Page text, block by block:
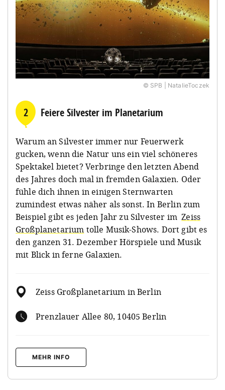
© SPB | NatalieToczek
2 Feiere Silvester im Planetarium
Warum an Silvester immer nur Feuerwerk
gucken, wenn die Natur uns ein viel schöneres
Spektakel bietet? Verbringe den letzten Abend
des Jahres doch mal in fremden Galaxien. Oder
fühle dich ihnen in einigen Sternwarten
zumindest etwas näher als sonst. In Berlin zum
Beispiel gibt es jeden Jahr zu Silvester im Zeiss
Großplanetarium tolle Musik-Shows. Dort gibt es
den ganzen 31. Dezember Hörspiele und Musik
mit Blick in ferne Galaxien.
Zeiss Großplanetarium in Berlin
Prenzlauer Allee 80, 10405 Berlin
MEHR INFO